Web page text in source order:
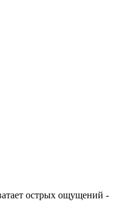
острых ощущений -